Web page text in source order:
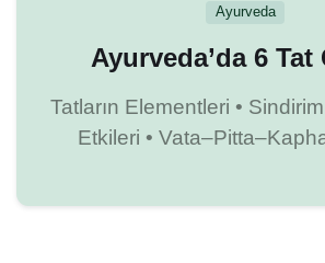
Ayurveda
Ayurveda’da 6 Tat
Tatların Elementleri •
Etkileri •